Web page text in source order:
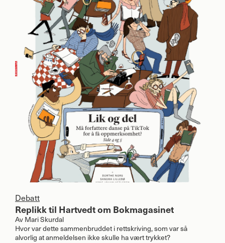
Debatt
Replikk til Hartvedt om Bokmagasinet
Av Mari Skurdal
Hvor var dette sammenbruddet i rettskriving, som var så
alvorlig at anmeldelsen ikke skulle ha vært trykket?